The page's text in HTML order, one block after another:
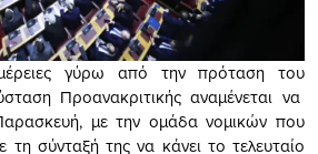
γύρω από την πρόταση του
Προανακριτικής αναμένεται να
με την ομάδα νομικών που
τη σύνταξή της να κάνει το τελευταίο